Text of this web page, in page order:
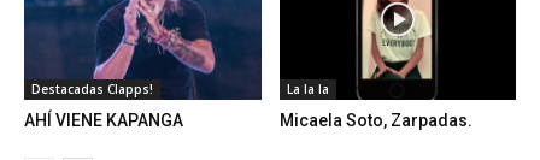
Destacadas Clapps!
AHÍ VIENE KAPANGA
La la la
Micaela Soto, Zarpadas.